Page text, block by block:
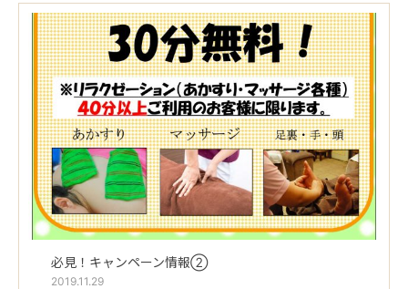
必見！キャンペーン情報②
2019.11.29